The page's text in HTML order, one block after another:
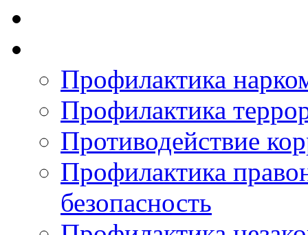
Профилактика
Профилактика
Противодействие
Профилактика
безопасность